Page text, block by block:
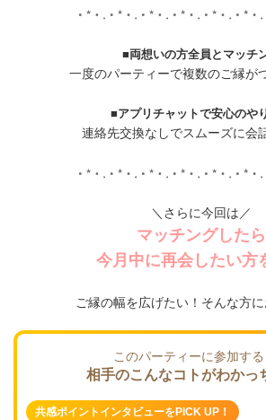
■両想いの方全員とマッチ
一度のパーティーで複数のご縁が
■アプリチャットで安心のや
連絡先交換なしでスムーズに会
＼さらに今回は／
マッチングしたら
今月中に再会したい方
ご縁の幅を広げたい！そんな方
このパーティーに参加す
相手のこんなコトがわかっ
共感ポイントインタビューをPICK UP！